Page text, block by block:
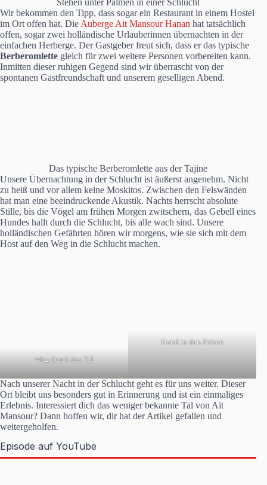
Stehen unter Palmen in einer Schlucht
Wir bekommen den Tipp, dass sogar ein Restaurant in einem Hostel
im Ort offen hat. Die Auberge Ait Mansour Hanan hat tatsächlich
offen, sogar zwei holländische Urlauberinnen übernachten in der
einfachen Herberge. Der Gastgeber freut sich, dass er das typische
Berberomlette gleich für zwei weitere Personen vorbereiten kann.
Inmitten dieser ruhigen Gegend sind wir überrascht von der
spontanen Gastfreundschaft und unserem geselligen Abend.
Das typische Berberomlette aus der Tajine
Unsere Übernachtung in der Schlucht ist äußerst angenehm. Nicht
zu heiß und vor allem keine Moskitos. Zwischen den Felswänden
hat man eine beeindruckende Akustik. Nachts herrscht absolute
Stille, bis die Vögel am frühen Morgen zwitschern, das Gebell eines
Hundes hallt durch die Schlucht, bis alle wach sind. Unsere
holländischen Gefährten hören wir morgens, wie sie sich mit dem
Host auf den Weg in die Schlucht machen.
Weg durch das Tal
Hund in den Felsen
Nach unserer Nacht in der Schlucht geht es für uns weiter. Dieser
Ort bleibt uns besonders gut in Erinnerung und ist ein einmaliges
Erlebnis. Interessiert dich das weniger bekannte Tal von Aït
Mansour? Dann hoffen wir, dir hat der Artikel gefallen und
weitergeholfen.
Episode auf YouTube